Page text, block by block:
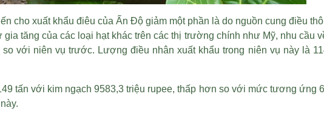
cho xuất khẩu điêu của Ấn Độ giảm một phần là do nguồn cung điều
tăng của các loại hạt khác trên các thị trường chính như Mỹ, nhu cầu
với niên vụ trước. Lượng điều nhân xuất khẩu trong niên vụ này là
tấn với kim ngạch 9583,3 triệu rupee, thấp hơn so với mức tương ứng